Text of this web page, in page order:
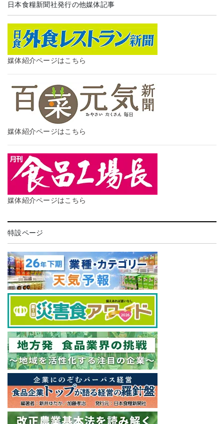
日本食糧新聞社発行の他媒体記事
媒体紹介ページはこちら
媒体紹介ページはこちら
媒体紹介ページはこちら
特設ページ